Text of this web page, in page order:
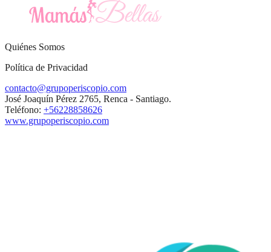
Quiénes Somos
Política de Privacidad
contacto@grupoperiscopio.com
José Joaquín Pérez 2765, Renca - Santiago.
Teléfono: +56228858626
www.grupoperiscopio.com